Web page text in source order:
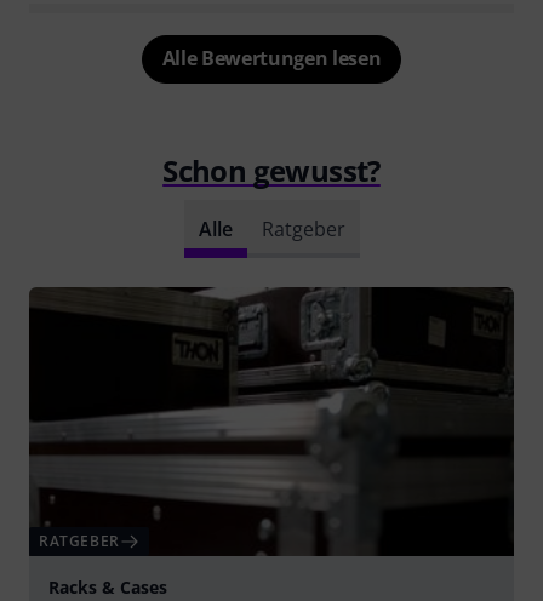
Alle Bewertungen lesen
Schon gewusst?
Alle Ratgeber
RATGEBER
Racks & Cases